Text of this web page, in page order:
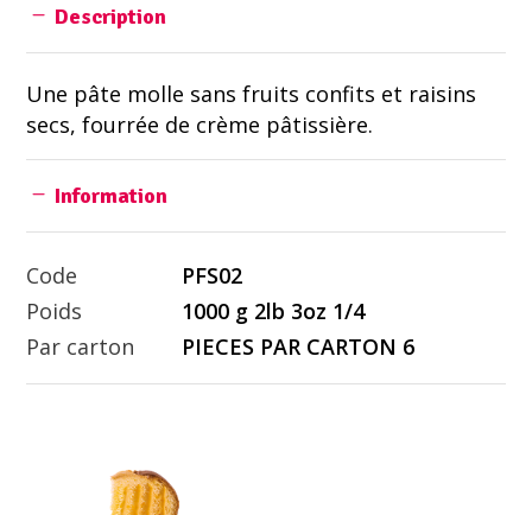
Description
Une pâte molle sans fruits confits et raisins
secs, fourrée de crème pâtissière.
Information
Code
PFS02
Poids
1000 g 2lb 3oz 1/4
Par carton
PIECES PAR CARTON 6